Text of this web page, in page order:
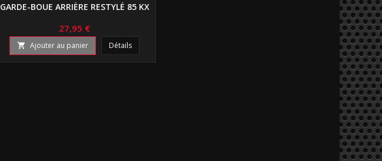
GARDE-BOUE ARRIÈRE RESTYLÉ 85 KX
27,95 €
 Ajouter au panier Détails